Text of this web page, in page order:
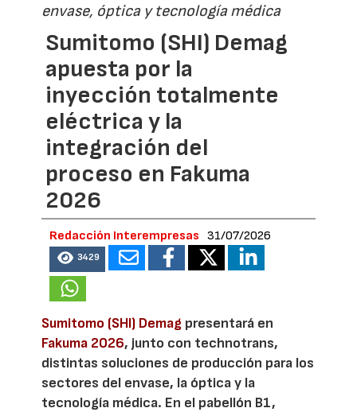
envase, óptica y tecnología médica
Sumitomo (SHI) Demag
apuesta por la
inyección totalmente
eléctrica y la
integración del
proceso en Fakuma
2026
Redacción Interempresas 31/07/2026
3429
Sumitomo (SHI) Demag presentará en
Fakuma 2026, junto con technotrans,
distintas soluciones de producción para los
sectores del envase, la óptica y la
tecnología médica. En el pabellón B1,